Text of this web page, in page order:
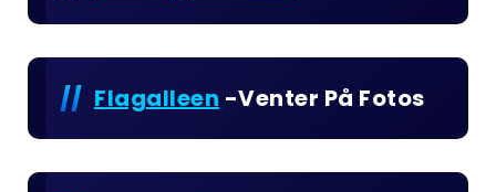
Flagalleen -venter På Fotos